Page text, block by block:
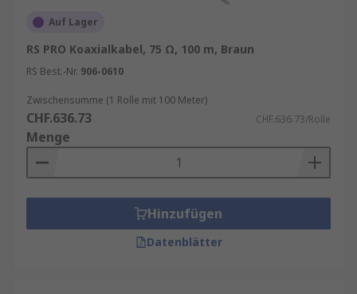
Auf Lager
RS PRO Koaxialkabel, 75 Ω, 100 m, Braun
RS Best.-Nr. 906-0610
Zwischensumme (1 Rolle mit 100 Meter)
CHF.636.73 CHF.636.73/Rolle
Menge
Hinzufügen
Datenblätter